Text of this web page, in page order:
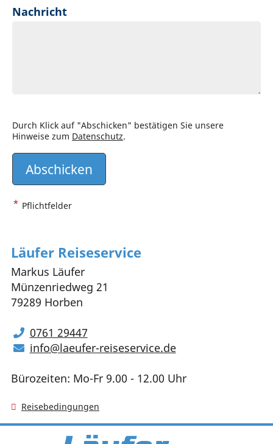
Nachricht
Durch Klick auf "Abschicken" bestätigen Sie unsere
Hinweise zum Datenschutz.
Abschicken
* Pflichtfelder
Läufer Reiseservice
Markus Läufer
Münzenriedweg 21
79289 Horben
0761 29447
info@laeufer-reiseservice.de
Bürozeiten: Mo-Fr 9.00 - 12.00 Uhr
Reisebedingungen